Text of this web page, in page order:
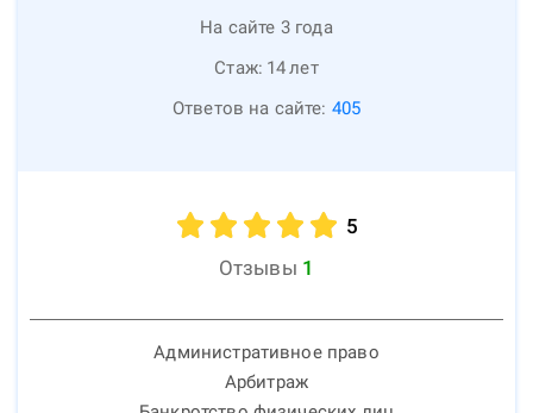
На сайте 3 года
Стаж: 14лет
Ответов на сайте: 405
5
Отзывы 1
Административное право
Арбитраж